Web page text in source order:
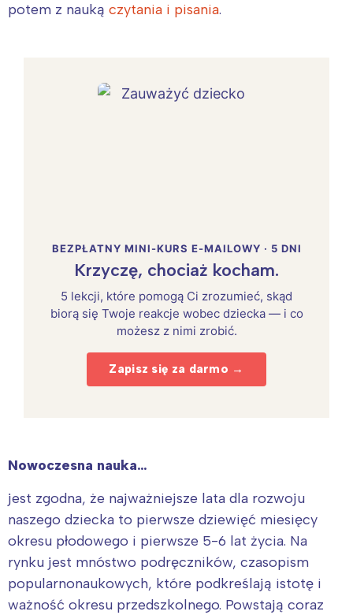
potem z nauką czytania i pisania.
BEZPŁATNY MINI-KURS E-MAILOWY · 5 DNI
Krzyczę, chociaż kocham.
5 lekcji, które pomogą Ci zrozumieć, skąd
biorą się Twoje reakcje wobec dziecka — i co
możesz z nimi zrobić.
Zapisz się za darmo →
Nowoczesna nauka…
jest zgodna, że najważniejsze lata dla rozwoju
naszego dziecka to pierwsze dziewięć miesięcy
okresu płodowego i pierwsze 5-6 lat życia. Na
rynku jest mnóstwo podręczników, czasopism
popularnonaukowych, które podkreślają istotę i
ważność okresu przedszkolnego. Powstają coraz